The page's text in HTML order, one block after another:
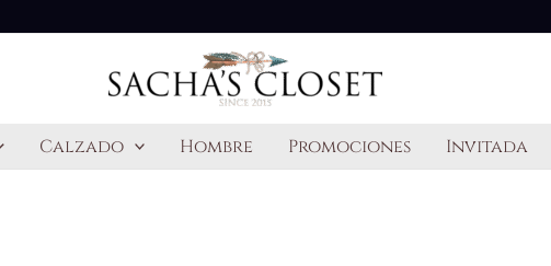
Calzado Hombre Promociones Invitada